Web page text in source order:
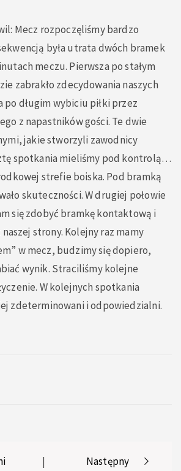
Mecz rozpoczęliśmy bardzo
była utrata dwóch bramek
meczu. Pierwsza po stałym
zabrakło zdecydowania naszych
po długim wybiciu piłki przez
z napastników gości. Te dwie
jakie stworzyli zawodnicy
spotkania mieliśmy pod kontrolą…
strefie boiska. Pod bramką
skuteczności. W drugiej połowie
się zdobyć bramkę kontaktową i
strony. Kolejny raz mamy
w mecz, budzimy się dopiero,
wynik. Straciliśmy kolejne
W kolejnych spotkania
zdeterminowani i odpowiedzialni.
| Następny